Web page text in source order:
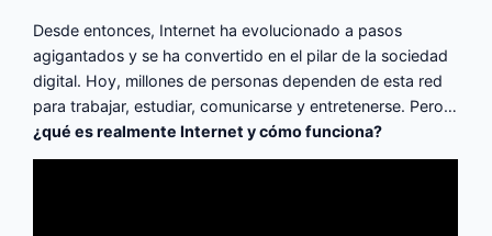
Desde entonces, Internet ha evolucionado a pasos
agigantados y se ha convertido en el pilar de la sociedad
digital. Hoy, millones de personas dependen de esta red
para trabajar, estudiar, comunicarse y entretenerse. Pero…
¿qué es realmente Internet y cómo funciona?